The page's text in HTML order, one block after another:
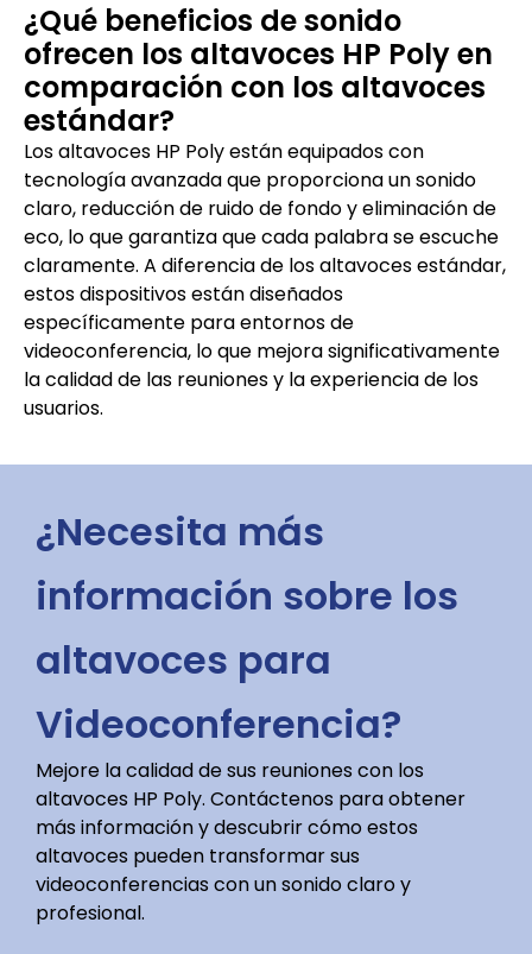
¿Qué beneficios de sonido
ofrecen los altavoces HP Poly en
comparación con los altavoces
estándar?
Los altavoces HP Poly están equipados con
tecnología avanzada que proporciona un sonido
claro, reducción de ruido de fondo y eliminación de
eco, lo que garantiza que cada palabra se escuche
claramente. A diferencia de los altavoces estándar,
estos dispositivos están diseñados
específicamente para entornos de
videoconferencia, lo que mejora significativamente
la calidad de las reuniones y la experiencia de los
usuarios.
¿Necesita más
información sobre los
altavoces para
Videoconferencia?
Mejore la calidad de sus reuniones con los
altavoces HP Poly. Contáctenos para obtener
más información y descubrir cómo estos
altavoces pueden transformar sus
videoconferencias con un sonido claro y
profesional.